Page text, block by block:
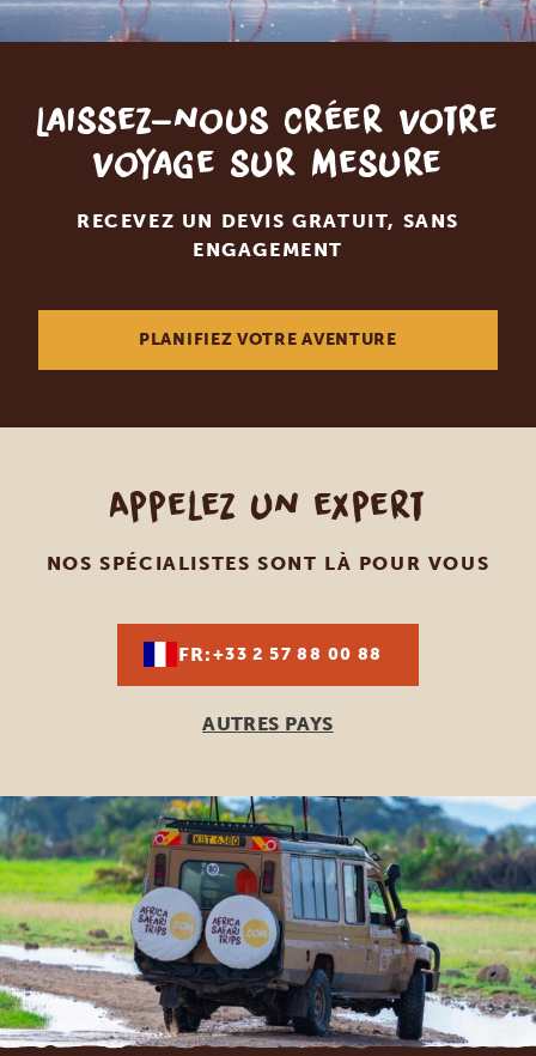
Laissez-nous créer votre
voyage sur mesure
RECEVEZ UN DEVIS GRATUIT, SANS
ENGAGEMENT
PLANIFIEZ VOTRE AVENTURE
Appelez un expert
NOS SPÉCIALISTES SONT LÀ POUR VOUS
FR:+33 2 57 88 00 88
AUTRES PAYS